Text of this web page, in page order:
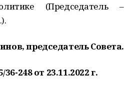
(Председатель –
председатель Совета.
248 от 23.11.2022 г.